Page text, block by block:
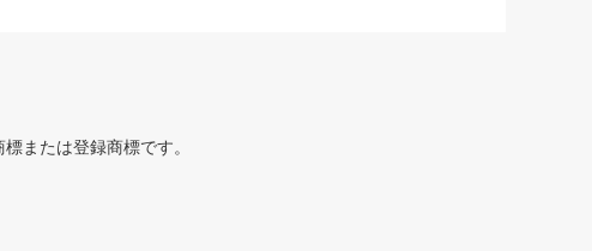
または登録商標です。